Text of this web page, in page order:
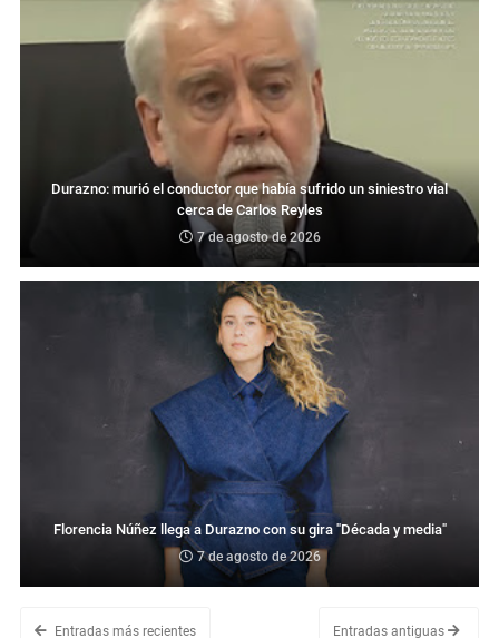
Durazno: murió el conductor que había sufrido un siniestro vial
cerca de Carlos Reyles
7 de agosto de 2026
Florencia Núñez llega a Durazno con su gira "Década y media"
7 de agosto de 2026
Entradas más recientes Entradas antiguas